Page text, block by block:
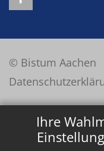
Ihre
© Bistum Aachen